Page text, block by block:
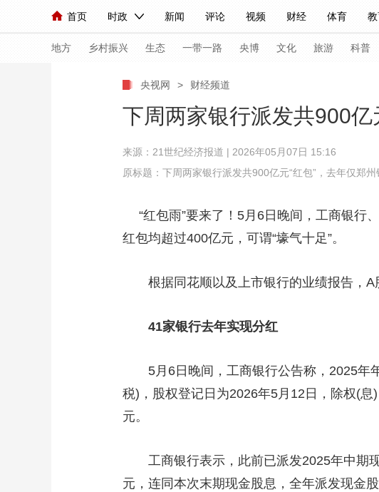
首页 时政 新闻 评论 视频 财经 体育
人民领袖习近平 联播+ 中国领导人 央视快评 习式妙语 热
直播 栏目大全 节目单 听音 微视频 主持人 下
海外频道 iPanda English Монгол
地方 乡村振兴 生态 一带一路 央博 文化 旅游 科普
小央视频 小央直播 直播中国 熊猫频道 VR/
前线 比划 快看 蓝海中国 新兵请入列
竞猜 2026年世界杯 2026年冬奥会
大国展会 大国保险 云顶对话 云起 超
直播 节目单 栏目 片库 热播榜
央视网 > 财经频道
下周两家银行派发共900亿
来源：21世纪经济报道 | 2026年05月07日 15:16
原标题：下周两家银行派发共900亿元“红包”，去年仅郑
“红包雨”要来了！5月6日晚间，工商银行
红包均超过400亿元，可谓“壕气十足”。
根据同花顺以及上市银行的业绩报告，A
41家银行去年实现分红
5月6日晚间，工商银行公告称，2025年
税)，股权登记日为2026年5月12日，除权(
元。
工商银行表示，此前已派发2025年中期现
元，连同本次末期现金股息，全年派发现金